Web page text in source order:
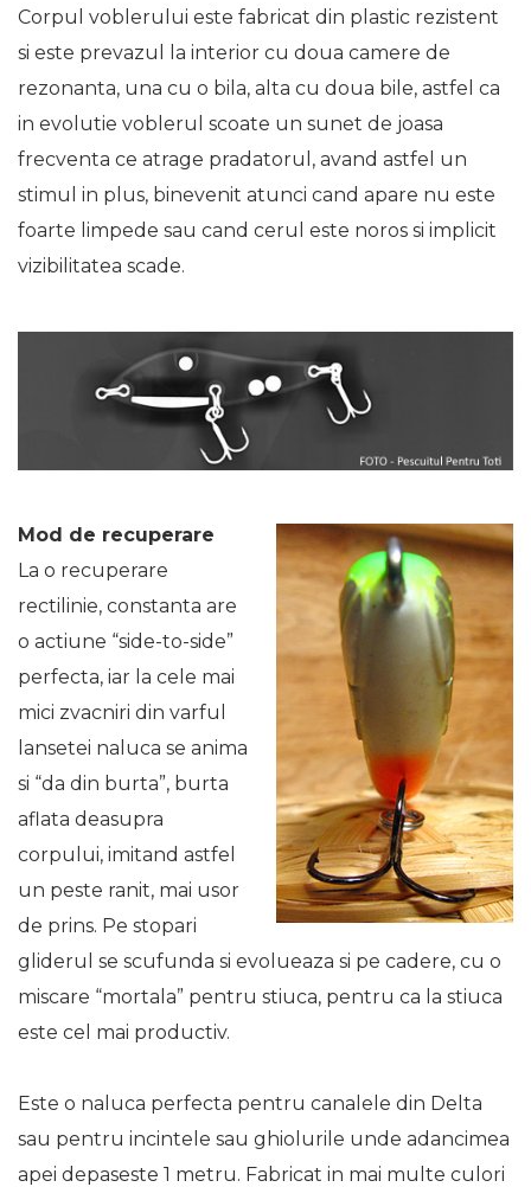
Corpul voblerului este fabricat din plastic rezistent
si este prevazul la interior cu doua camere de
rezonanta, una cu o bila, alta cu doua bile, astfel ca
in evolutie voblerul scoate un sunet de joasa
frecventa ce atrage pradatorul, avand astfel un
stimul in plus, binevenit atunci cand apare nu este
foarte limpede sau cand cerul este noros si implicit
vizibilitatea scade.
Mod de recuperare
La o recuperare
rectilinie, constanta are
o actiune “side-to-side”
perfecta, iar la cele mai
mici zvacniri din varful
lansetei naluca se anima
si “da din burta”, burta
aflata deasupra
corpului, imitand astfel
un peste ranit, mai usor
de prins. Pe stopari
gliderul se scufunda si evolueaza si pe cadere, cu o
miscare “mortala” pentru stiuca, pentru ca la stiuca
este cel mai productiv.
Este o naluca perfecta pentru canalele din Delta
sau pentru incintele sau ghiolurile unde adancimea
apei depaseste 1 metru. Fabricat in mai multe culori